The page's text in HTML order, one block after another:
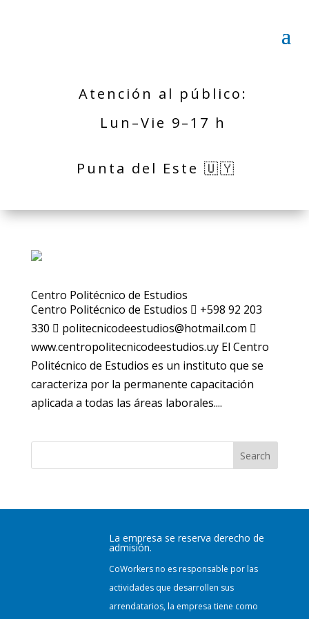
Atención al público:
Lun–Vie 9–17 h
Punta del Este 🇺🇾
Centro Politécnico de Estudios
Centro Politécnico de Estudios  +598 92 203
330  politecnicodeestudios@hotmail.com 
www.centropolitecnicodeestudios.uy El Centro
Politécnico de Estudios es un instituto que se
caracteriza por la permanente capacitación
aplicada a todas las áreas laborales....
Search
La empresa se reserva derecho de
admisión.
CoWorkers no es responsable por las
actividades que desarrollen sus
arrendatarios, la empresa tiene como